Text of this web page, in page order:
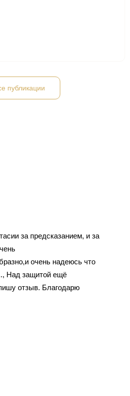
публикации
за предсказанием, и за
очень надеюсь что
Над защитой ещё
отзыв. Благодарю